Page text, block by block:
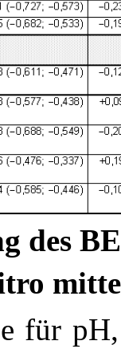
des
für